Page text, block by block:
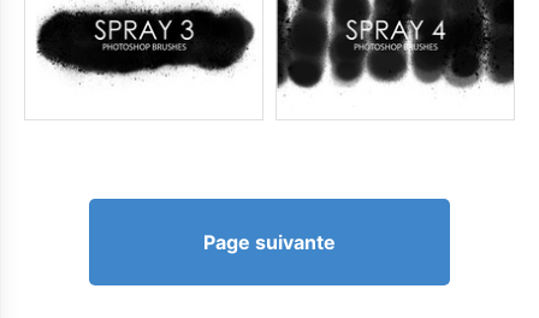
Page suivante